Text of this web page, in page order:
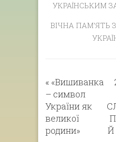
УКРАЇНСЬКИМ
ВІЧНА ПАМ’ЯТЬ
« «Вишиванка
– символ
України як
великої
родини»
Й